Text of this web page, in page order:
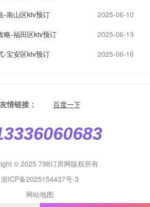
-南山区ktv预订
2025-06-10
略-福田区ktv预订
2025-06-13
-宝安区ktv预订
2025-06-16
友情链接： 百度一下
© 2025 798订房网版权所有
浙ICP备2025154437号-3
网站地图